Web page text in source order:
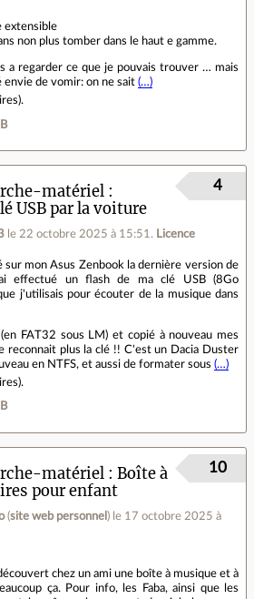
extensible
non plus tomber dans le haut e gamme.
a regarder ce que je pouvais trouver … mais
envie de vomir: on ne sait (…)
).
matériel
USB par la voiture
le 22 octobre 2025 à 15:51 . Licence
4
sur mon Asus Zenbook la dernière version de
effectué un flash de ma clé USB (8Go
j'utilisais pour écouter de la musique dans
FAT32 sous LM) et copié à nouveau mes
reconnait plus la clé !! C'est un Dacia Duster
en NTFS, et aussi de formater sous (…)
).
matériel
Boîte à
pour enfant
(site web personnel ) le 17 octobre 2025 à
10
chez un ami une boîte à musique et à
ça. Pour info, les Faba, ainsi que les